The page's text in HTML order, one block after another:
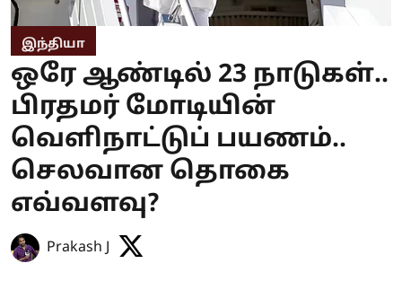
இந்தியா
ஒரே ஆண்டில் 23 நாடுகள்..
பிரதமர் மோடியின்
வெளிநாட்டுப் பயணம்..
செலவான தொகை
எவ்வளவு?
Prakash J